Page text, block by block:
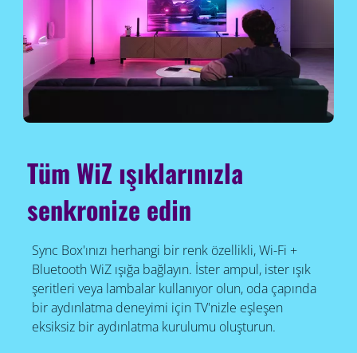
Tüm WiZ ışıklarınızla
senkronize edin
Sync Box'ınızı herhangi bir renk özellikli, Wi-Fi +
Bluetooth WiZ ışığa bağlayın. İster ampul, ister ışık
şeritleri veya lambalar kullanıyor olun, oda çapında
bir aydınlatma deneyimi için TV'nizle eşleşen
eksiksiz bir aydınlatma kurulumu oluşturun.